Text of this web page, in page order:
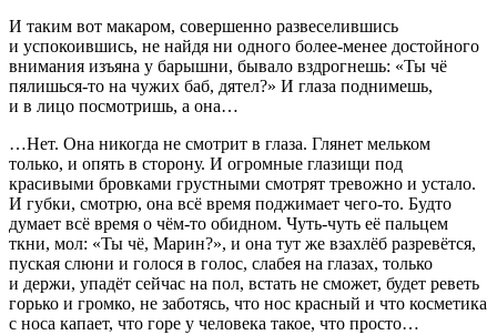
И таким вот макаром, совершенно развеселившись
и успокоившись, не найдя ни одного более-менее достойного
внимания изъяна у барышни, бывало вздрогнешь: «Ты чё
пялишься-то на чужих баб, дятел?» И глаза поднимешь,
и в лицо посмотришь, а она…
…Нет. Она никогда не смотрит в глаза. Глянет мельком
только, и опять в сторону. И огромные глазищи под
красивыми бровками грустными смотрят тревожно и устало.
И губки, смотрю, она всё время поджимает чего-то. Будто
думает всё время о чём-то обидном. Чуть-чуть её пальцем
ткни, мол: «Ты чё, Марин?», и она тут же взахлёб разревётся,
пуская слюни и голося в голос, слабея на глазах, только
и держи, упадёт сейчас на пол, встать не сможет, будет реветь
горько и громко, не заботясь, что нос красный и что косметика
с носа капает, что горе у человека такое, что просто…